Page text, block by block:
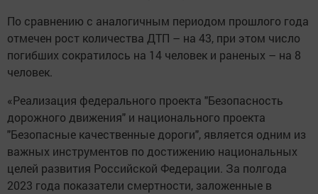
По сравнению с аналогичным периодом прошлого года
отмечен рост количества ДТП – на 43, при этом число
погибших сократилось на 14 человек и раненых – на 8
человек.
«Реализация федерального проекта "Безопасность
дорожного движения" и национального проекта
"Безопасные качественные дороги", является одним из
важных инструментов по достижению национальных
целей развития Российской Федерации. За полгода
2023 года показатели смертности, заложенные в